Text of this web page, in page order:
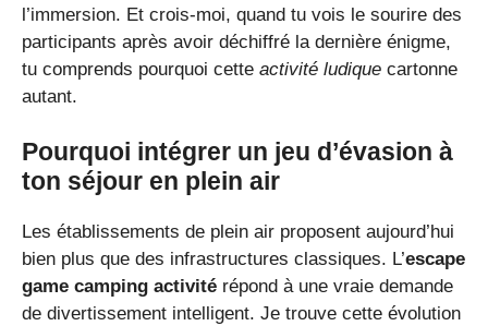
l’immersion. Et crois-moi, quand tu vois le sourire des
participants après avoir déchiffré la dernière énigme,
tu comprends pourquoi cette activité ludique cartonne
autant.
Pourquoi intégrer un jeu d’évasion à
ton séjour en plein air
Les établissements de plein air proposent aujourd’hui
bien plus que des infrastructures classiques. L’escape
game camping activité répond à une vraie demande
de divertissement intelligent. Je trouve cette évolution